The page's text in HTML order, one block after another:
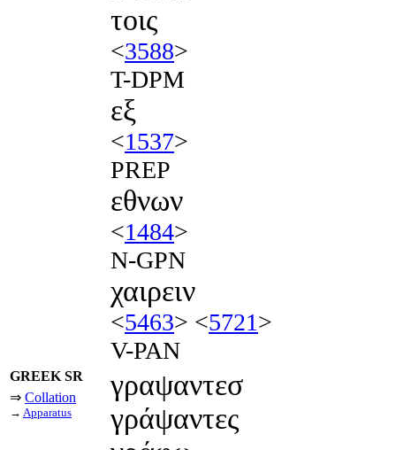
τοις
<3588>
T-DPM
εξ
<1537>
PREP
εθνων
<1484>
N-GPN
χαιρειν
<5463> <5721>
V-PAN
GREEK SR
⇒ Collation
→ Apparatus
γραψαντεσ
γράψαντες